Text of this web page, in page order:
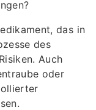
das in
des
Auch
oder